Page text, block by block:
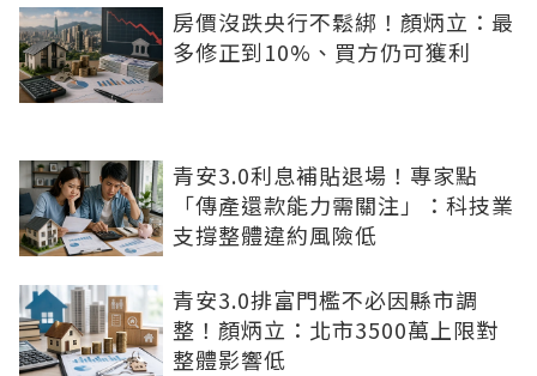
房價沒跌央行不鬆綁！顏炳立：最
多修正到10%、買方仍可獲利
青安3.0利息補貼退場！專家點
「傳產還款能力需關注」：科技業
支撐整體違約風險低
青安3.0排富門檻不必因縣市調
整！顏炳立：北市3500萬上限對
整體影響低